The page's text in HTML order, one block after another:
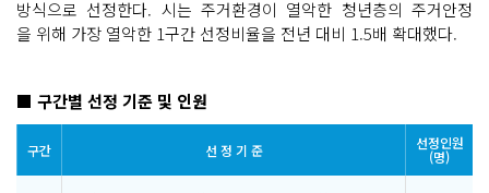
방식으로 선정한다. 시는 주거환경이 열악한 청년층의 주거안정
을 위해 가장 열악한 1구간 선정비율을 전년 대비 1.5배 확대했다.
■ 구간별 선정 기준 및 인원
구간 선 정 기 준 선정인원
(명)